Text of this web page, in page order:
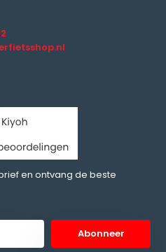
en ontvang de beste
Abonneer